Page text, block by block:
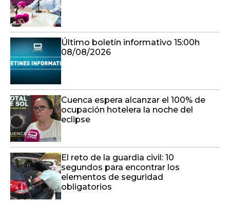
Último boletín informativo 15:00h
08/08/2026
Cuenca espera alcanzar el 100% de
ocupación hotelera la noche del
eclipse
El reto de la guardia civil: 10
segundos para encontrar los
elementos de seguridad
obligatorios